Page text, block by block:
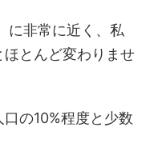
に非常に近く、私
とんど変わりませ
の10%程度と少数